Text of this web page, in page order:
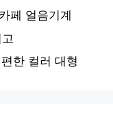
페 얼음기계
한 컬러 대형